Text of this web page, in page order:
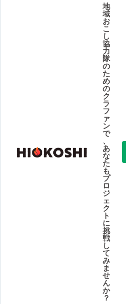
地
域
お
こ
し
協
力
隊
の
た
め
の
ク
ラ
フ
ァ
ン
で
、
あ
な
た
も
プ
ロ
ジ
ェ
ク
ト
に
挑
戦
し
て
み
ま
せ
ん
か
？